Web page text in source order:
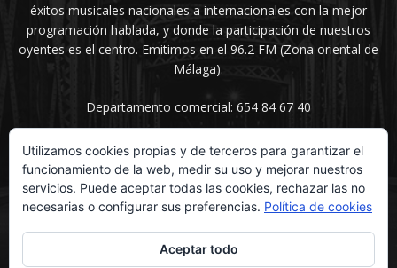
éxitos musicales nacionales a internacionales con la mejor
programación hablada, y donde la participación de nuestros
oyentes es el centro. Emitimos en el 96.2 FM (Zona oriental de
Málaga).
Departamento comercial: 654 84 67 40
SÍGUENOS
Utilizamos cookies propias y de terceros para garantizar el
funcionamiento de la web, medir su uso y mejorar nuestros
servicios. Puede aceptar todas las cookies, rechazar las no
necesarias o configurar sus preferencias. Política de cookies
Aceptar todo